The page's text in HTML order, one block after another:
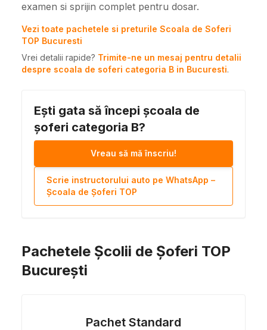
examen si sprijin complet pentru dosar.
Vezi toate pachetele si preturile Scoala de Soferi
TOP Bucuresti
Vrei detalii rapide? Trimite-ne un mesaj pentru detalii
despre scoala de soferi categoria B in Bucuresti.
Ești gata să începi școala de
șoferi categoria B?
Vreau să mă înscriu!
Scrie instructorului auto pe WhatsApp –
Școala de Șoferi TOP
Pachetele Școlii de Șoferi TOP
București
Pachet Standard